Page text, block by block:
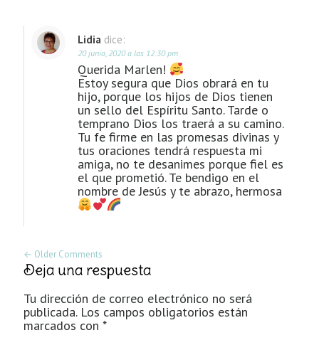
Lidia dice:
20 junio, 2020 a las 12:30 pm
Querida Marlen!
Estoy segura que Dios obrará en tu
hijo, porque los hijos de Dios tienen
un sello del Espíritu Santo. Tarde o
temprano Dios los traerá a su camino.
Tu fe firme en las promesas divinas y
tus oraciones tendrá respuesta mi
amiga, no te desanimes porque fiel es
el que prometió. Te bendigo en el
nombre de Jesús y te abrazo, hermosa
← Older Comments
Deja una respuesta
Tu dirección de correo electrónico no será
publicada. Los campos obligatorios están
marcados con *